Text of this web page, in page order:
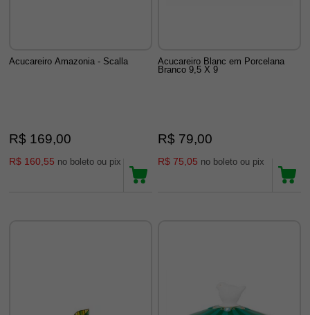
Acucareiro Amazonia - Scalla
R$ 169,00
R$ 160,55 no boleto ou pix
Acucareiro Blanc em Porcelana
Branco 9,5 X 9
R$ 79,00
R$ 75,05 no boleto ou pix